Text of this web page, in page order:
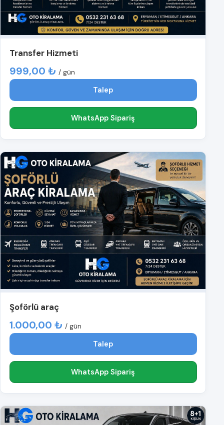
Transfer Hizmeti
999,00 ₺ / gün
Talep
WhatsApp Sipariş
Şoförlü araç
1.000,00 ₺ / gün
Talep
WhatsApp Sipariş